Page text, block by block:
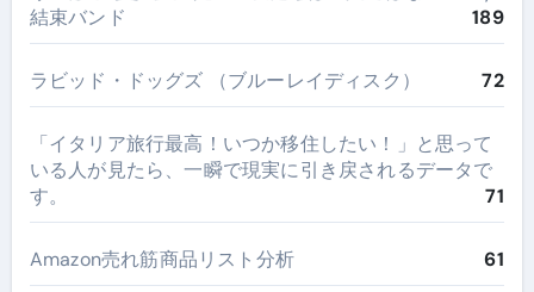
結束バンド
189
ラビッド・ドッグズ （ブルーレイディスク） 72
​「イタリア旅行最高！いつか移住したい！」と思って
いる人が見たら、一瞬で現実に引き戻されるデータで
す。
71
Amazon売れ筋商品リスト分析 61